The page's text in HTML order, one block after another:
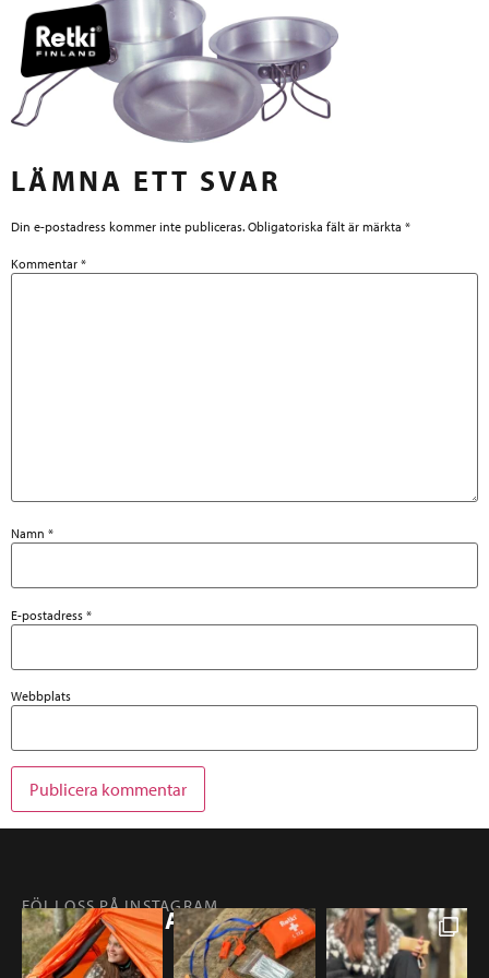
LÄMNA ETT SVAR
Din e-postadress kommer inte publiceras. Obligatoriska fält är märkta *
Kommentar *
Namn *
E-postadress *
Webbplats
FÖLJ OSS PÅ INSTAGRAM
@RETKIFINLAND